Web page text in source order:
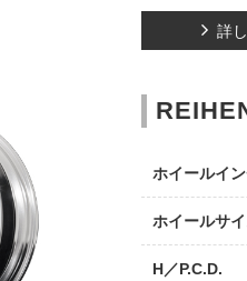
詳
ホイールイ
ホイールサ
H／P.C.D.